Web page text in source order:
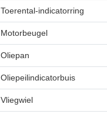
Toerental-indicatorring
Motorbeugel
Oliepan
Oliepeilindicatorbuis
Vliegwiel